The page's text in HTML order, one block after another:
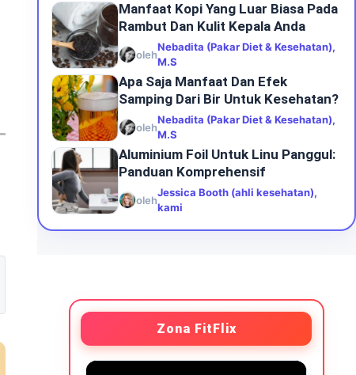
Manfaat Kopi Yang Luar Biasa Pada
Rambut Dan Kulit Kepala Anda
oleh
Nebadita (Pakar Diet & Kesehatan),
M.S
Apa Saja Manfaat Dan Efek
Samping Dari Bir Untuk Kesehatan?
oleh
Nebadita (Pakar Diet & Kesehatan),
M.S
Aluminium Foil Untuk Linu Panggul:
Panduan Komprehensif
oleh
Jessica Booth (ahli kesehatan),
kami
Zona FitFlix